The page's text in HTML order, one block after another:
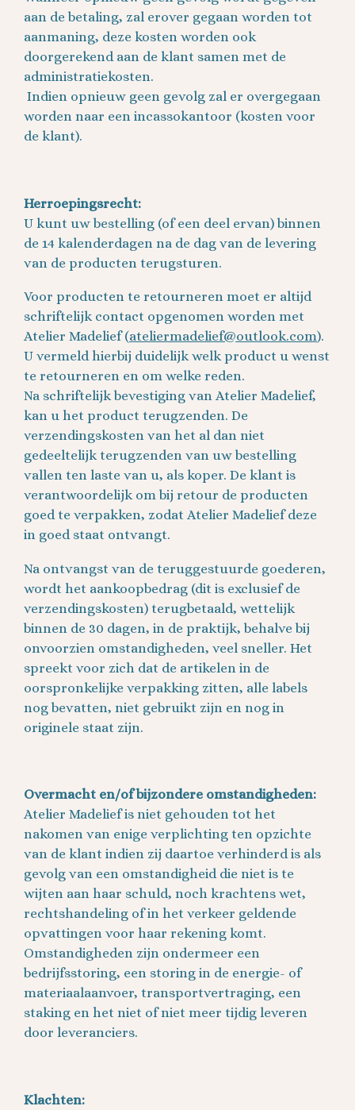
aan de betaling, zal erover gegaan worden tot
aanmaning, deze kosten worden ook
doorgerekend aan de klant samen met de
administratiekosten.
Indien opnieuw geen gevolg zal er overgegaan
worden naar een incassokantoor (kosten voor
de klant).
Herroepingsrecht:
U kunt uw bestelling (of een deel ervan) binnen
de 14 kalenderdagen na de dag van de levering
van de producten terugsturen.
Voor producten te retourneren moet er altijd
schriftelijk contact opgenomen worden met
Atelier Madelief (ateliermadelief@outlook.com).
U vermeld hierbij duidelijk welk product u wenst
te retourneren en om welke reden.
Na schriftelijk bevestiging van Atelier Madelief,
kan u het product terugzenden. De
verzendingskosten van het al dan niet
gedeeltelijk terugzenden van uw bestelling
vallen ten laste van u, als koper. De klant is
verantwoordelijk om bij retour de producten
goed te verpakken, zodat Atelier Madelief deze
in goed staat ontvangt.
Na ontvangst van de teruggestuurde goederen,
wordt het aankoopbedrag (dit is exclusief de
verzendingskosten) terugbetaald, wettelijk
binnen de 30 dagen, in de praktijk, behalve bij
onvoorzien omstandigheden, veel sneller. Het
spreekt voor zich dat de artikelen in de
oorspronkelijke verpakking zitten, alle labels
nog bevatten, niet gebruikt zijn en nog in
originele staat zijn.
Overmacht en/of bijzondere omstandigheden:
Atelier Madelief is niet gehouden tot het
nakomen van enige verplichting ten opzichte
van de klant indien zij daartoe verhinderd is als
gevolg van een omstandigheid die niet is te
wijten aan haar schuld, noch krachtens wet,
rechtshandeling of in het verkeer geldende
opvattingen voor haar rekening komt.
Omstandigheden zijn ondermeer een
bedrijfsstoring, een storing in de energie- of
materiaalaanvoer, transportvertraging, een
staking en het niet of niet meer tijdig leveren
door leveranciers.
Klachten: